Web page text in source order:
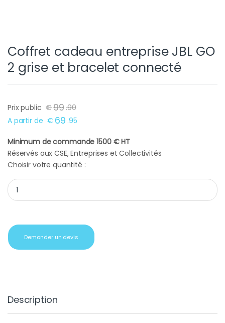
Coffret cadeau entreprise JBL GO
2 grise et bracelet connecté
Prix public €99.90
A partir de € 69 .95
Minimum de commande 1500 € HT
Réservés aux CSE, Entreprises et Collectivités
Choisir votre quantité :
Coffret cadeau entreprise JBL GO 2 grise et bracelet
Demander un devis
Description